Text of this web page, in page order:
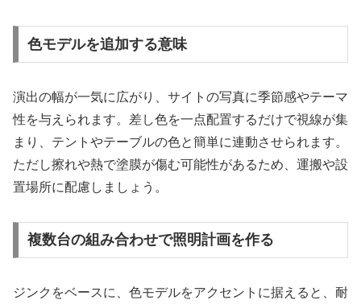
色モデルを追加する意味
演出の幅が一気に広がり、サイトの写真に季節感やテーマ
性を与えられます。差し色を一点配置するだけで視線が集
まり、テントやテーブルの色と簡単に連動させられます。
ただし擦れや熱で塗膜が傷む可能性があるため、運搬や設
置場所に配慮しましょう。
複数台の組み合わせで照明計画を作る
ジンクをベースに、色モデルをアクセントに据えると、耐